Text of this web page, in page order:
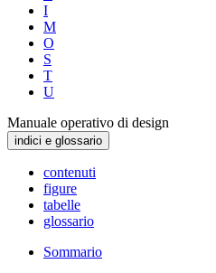
I
M
O
S
T
U
Manuale operativo di design
indici e glossario
contenuti
figure
tabelle
glossario
Sommario